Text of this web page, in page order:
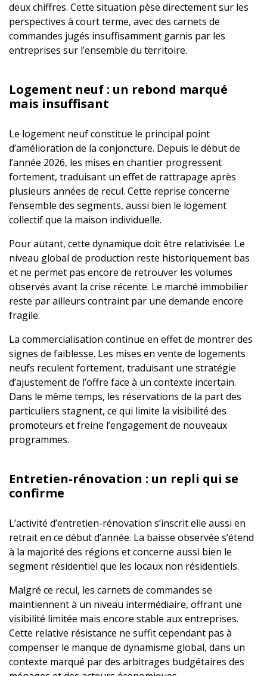
deux chiffres. Cette situation pèse directement sur les
perspectives à court terme, avec des carnets de
commandes jugés insuffisamment garnis par les
entreprises sur l’ensemble du territoire.
Logement neuf : un rebond marqué
mais insuffisant
Le logement neuf constitue le principal point
d’amélioration de la conjoncture. Depuis le début de
l’année 2026, les mises en chantier progressent
fortement, traduisant un effet de rattrapage après
plusieurs années de recul. Cette reprise concerne
l’ensemble des segments, aussi bien le logement
collectif que la maison individuelle.
Pour autant, cette dynamique doit être relativisée. Le
niveau global de production reste historiquement bas
et ne permet pas encore de retrouver les volumes
observés avant la crise récente. Le marché immobilier
reste par ailleurs contraint par une demande encore
fragile.
La commercialisation continue en effet de montrer des
signes de faiblesse. Les mises en vente de logements
neufs reculent fortement, traduisant une stratégie
d’ajustement de l’offre face à un contexte incertain.
Dans le même temps, les réservations de la part des
particuliers stagnent, ce qui limite la visibilité des
promoteurs et freine l’engagement de nouveaux
programmes.
Entretien-rénovation : un repli qui se
confirme
L’activité d’entretien-rénovation s’inscrit elle aussi en
retrait en ce début d’année. La baisse observée s’étend
à la majorité des régions et concerne aussi bien le
segment résidentiel que les locaux non résidentiels.
Malgré ce recul, les carnets de commandes se
maintiennent à un niveau intermédiaire, offrant une
visibilité limitée mais encore stable aux entreprises.
Cette relative résistance ne suffit cependant pas à
compenser le manque de dynamisme global, dans un
contexte marqué par des arbitrages budgétaires des